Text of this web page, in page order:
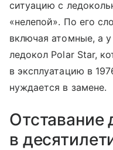
ситуацию с
«нелепой». По его
включая атомные, а
ледокол Polar Star,
в эксплуатацию в
нуждается в замене.
Отставание
в